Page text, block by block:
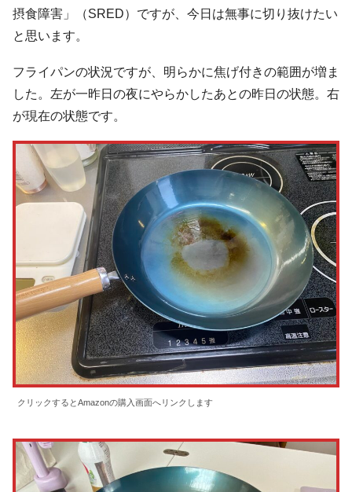
摂食障害」（SRED）ですが、今日は無事に切り抜けたい
と思います。
フライパンの状況ですが、明らかに焦げ付きの範囲が増ま
した。左が一昨日の夜にやらかしたあとの昨日の状態。右
が現在の状態です。
クリックするとAmazonの購入画面へリンクします